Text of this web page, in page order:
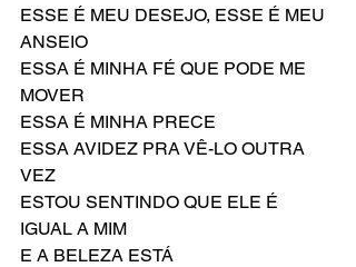
ESSE É MEU DESEJO, ESSE É MEU
ANSEIO
ESSA É MINHA FÉ QUE PODE ME
MOVER
ESSA É MINHA PRECE
ESSA AVIDEZ PRA VÊ-LO OUTRA
VEZ
ESTOU SENTINDO QUE ELE É
IGUAL A MIM
E A BELEZA ESTÁ